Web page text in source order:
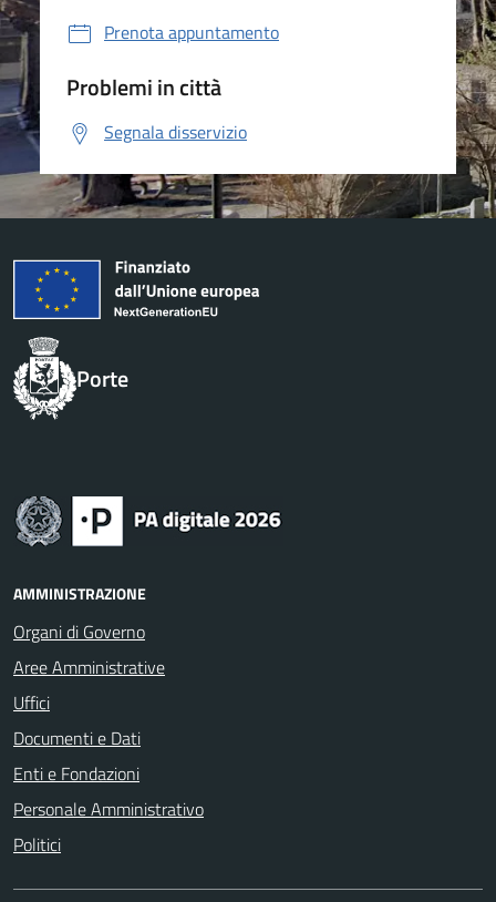
Prenota appuntamento
Problemi in città
Segnala disservizio
Porte
AMMINISTRAZIONE
Organi di Governo
Aree Amministrative
Uffici
Documenti e Dati
Enti e Fondazioni
Personale Amministrativo
Politici